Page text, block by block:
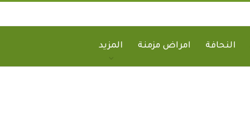
النحافة امراض مزمنة المزيد